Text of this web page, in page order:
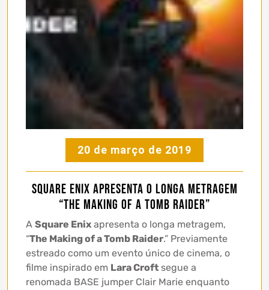
20 de março de 2019
Square Enix apresenta o longa metragem
“The Making of a Tomb Raider”
A Square Enix apresenta o longa metragem,
“The Making of a Tomb Raider.” Previamente
estreado como um evento único de cinema, o
filme inspirado em Lara Croft segue a
renomada BASE jumper Clair Marie enquanto